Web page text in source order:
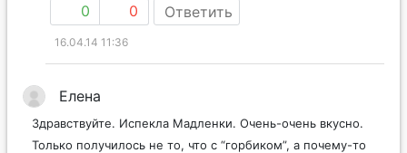
0 0 Ответить
16.04.14 11:36
Елена
Здравствуйте. Испекла Мадленки. Очень-очень вкусно.
Только получилось не то, что с “горбиком”, а почему-то